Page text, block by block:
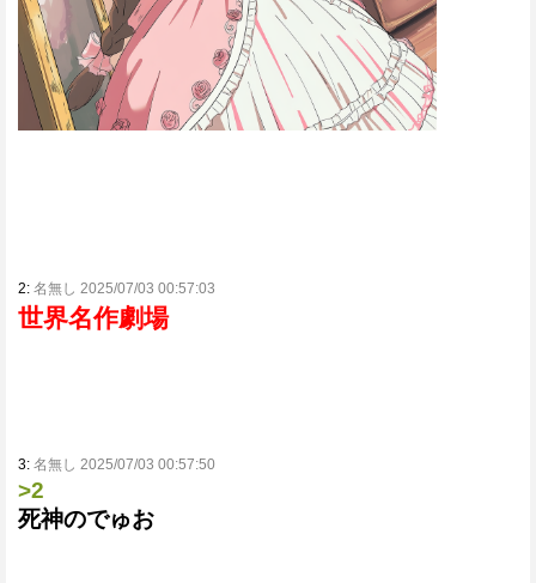
2: 名無し 2025/07/03 00:57:03
世界名作劇場
3: 名無し 2025/07/03 00:57:50
>2
死神のでゅお